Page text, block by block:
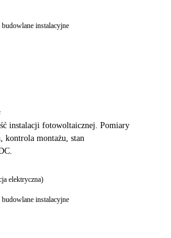
instalacyjne
instalacji fotowoltaicznej. Pomiary
kontrola montażu, stan
elektryczna)
instalacyjne